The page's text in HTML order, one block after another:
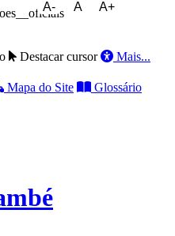
A- A A+
Destacar cursor Mais...
Mapa do Site Glossário